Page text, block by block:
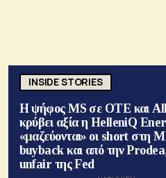
INSIDE STORIES
Η ψήφος MS σε ΟΤΕ και
κρύβει αξία η HelleniQ
«μαζεύονται» οι short στη
buyback και από την
unfair της Fed